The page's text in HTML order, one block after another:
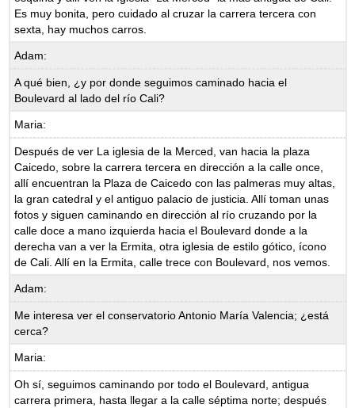
Es muy bonita, pero cuidado al cruzar la carrera tercera con
sexta, hay muchos carros.
Adam:
A qué bien, ¿y por donde seguimos caminado hacia el
Boulevard al lado del río Cali?
Maria:
Después de ver La iglesia de la Merced, van hacia la plaza
Caicedo, sobre la carrera tercera en dirección a la calle once,
allí encuentran la Plaza de Caicedo con las palmeras muy altas,
la gran catedral y el antiguo palacio de justicia. Allí toman unas
fotos y siguen caminando en dirección al río cruzando por la
calle doce a mano izquierda hacia el Boulevard donde a la
derecha van a ver la Ermita, otra iglesia de estilo gótico, ícono
de Cali. Allí en la Ermita, calle trece con Boulevard, nos vemos.
Adam:
Me interesa ver el conservatorio Antonio María Valencia; ¿está
cerca?
Maria:
Oh sí, seguimos caminando por todo el Boulevard, antigua
carrera primera, hasta llegar a la calle séptima norte; después